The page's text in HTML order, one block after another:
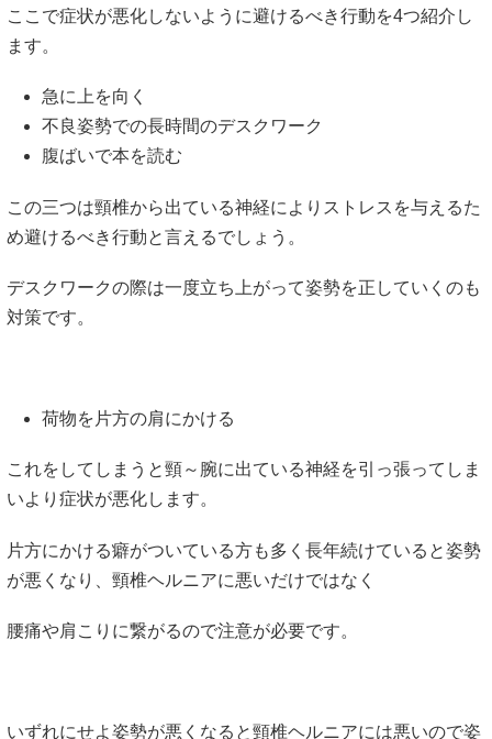
ここで症状が悪化しないように避けるべき行動を4つ紹介し
ます。
急に上を向く
不良姿勢での長時間のデスクワーク
腹ばいで本を読む
この三つは頸椎から出ている神経によりストレスを与えるた
め避けるべき行動と言えるでしょう。
デスクワークの際は一度立ち上がって姿勢を正していくのも
対策です。
荷物を片方の肩にかける
これをしてしまうと頸～腕に出ている神経を引っ張ってしま
いより症状が悪化します。
片方にかける癖がついている方も多く長年続けていると姿勢
が悪くなり、頸椎ヘルニアに悪いだけではなく
腰痛や肩こりに繋がるので注意が必要です。
いずれにせよ姿勢が悪くなると頸椎ヘルニアには悪いので姿